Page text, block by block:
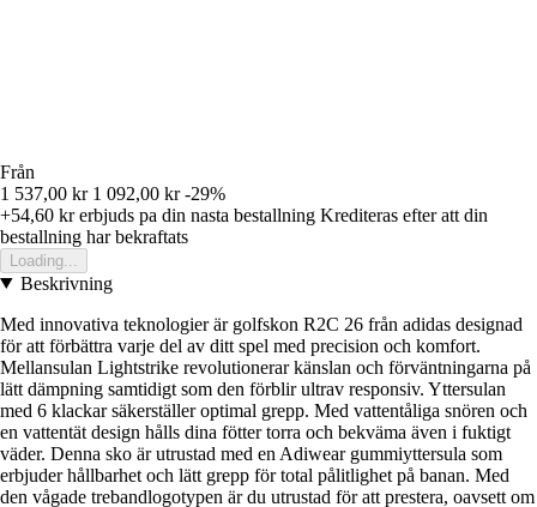
Från
1 537,00 kr 1 092,00 kr -29%
+54,60 krerbjuds pa din nasta bestallning Krediteras efter att din
bestallning har bekraftats
Loading...
Beskrivning
Med innovativa teknologier är golfskon R2C 26 från adidas designad
för att förbättra varje del av ditt spel med precision och komfort.
Mellansulan Lightstrike revolutionerar känslan och förväntningarna på
lätt dämpning samtidigt som den förblir ultrav responsiv. Yttersulan
med 6 klackar säkerställer optimal grepp. Med vattentåliga snören och
en vattentät design hålls dina fötter torra och bekväma även i fuktigt
väder. Denna sko är utrustad med en Adiwear gummiyttersula som
erbjuder hållbarhet och lätt grepp för total pålitlighet på banan. Med
den vågade trebandlogotypen är du utrustad för att prestera, oavsett om